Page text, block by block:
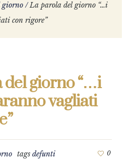
giorno /La parola del giorno “…i
con rigore”
del giorno “…i
vagliati
tags defunti 0